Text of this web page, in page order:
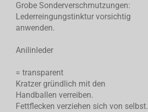
Grobe Sonderverschmutzungen:
Lederreingungstinktur vorsichtig
anwenden.
Anilinleder
= transparent
Kratzer gründlich mit den
Handballen verreiben.
Fettflecken verziehen sich von selbst.